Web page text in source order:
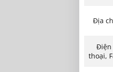
Địa
Điện
thoại,